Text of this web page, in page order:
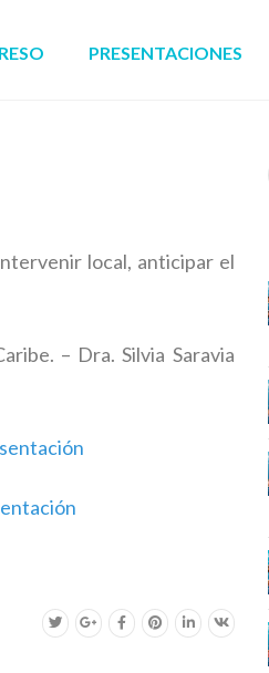
PRESENTACIONES
local, anticipar el
– Dra. Silvia Saravia